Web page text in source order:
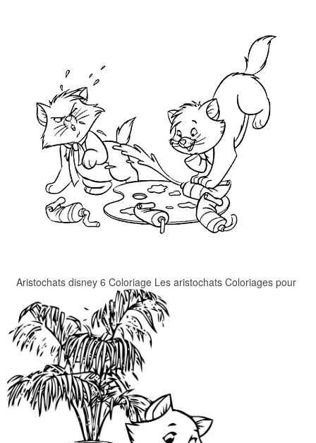
Aristochats disney 6 Coloriage Les aristochats Coloriages pour